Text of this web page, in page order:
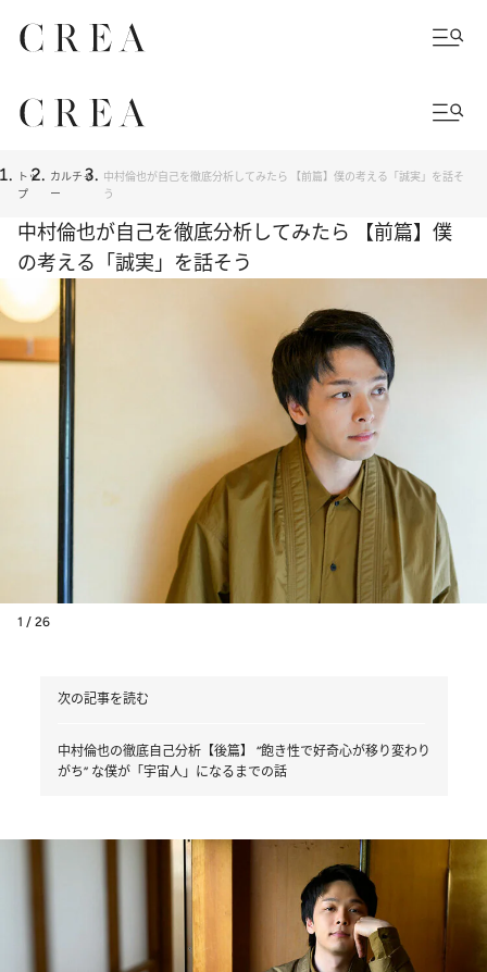
トッ
プ
カルチャ
ー
中村倫也が自己を徹底分析してみたら 【前篇】僕の考える「誠実」を話そ
う
中村倫也が自己を徹底分析してみたら 【前篇】僕
の考える「誠実」を話そう
1 / 26
次の記事を読む
中村倫也の徹底自己分析【後篇】 “飽き性で好奇心が移り変わり
がち” な僕が「宇宙人」になるまでの話